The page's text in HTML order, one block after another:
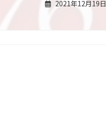
2021年12月19日